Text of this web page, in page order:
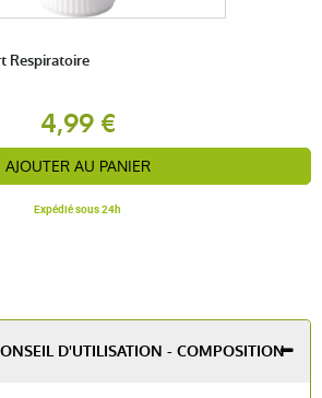
Respiratoire
4,99 €
AJOUTER AU PANIER
Expédié sous 24h
D'UTILISATION - COMPOSITION